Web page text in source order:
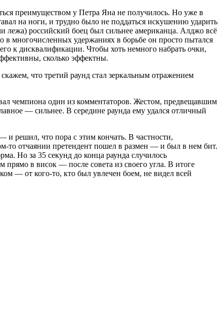
преимуществом у Петра Яна не получилось. Но уже в
на ноги, и трудно было не поддаться искушению ударить
лежа) российский боец был сильнее американца. Алджо всё
многочисленных удержаниях в борьбе он просто пытался
к дисквалификации. Чтобы хоть немного набрать очки,
сколько эффектны.
что третий раунд стал зеркальным отражением
чемпиона один из комментаторов. Жестом, предвещавшим
— сильнее. В середине раунда ему удался отличный
решил, что пора с этим кончать. В частности,
то отчаянии претендент пошел в размен — и был в нем бит.
Но за 35 секунд до конца раунда случилось
прямо в висок — после совета из своего угла. В итоге
— от кого-то, кто был увлечен боем, не видел всей